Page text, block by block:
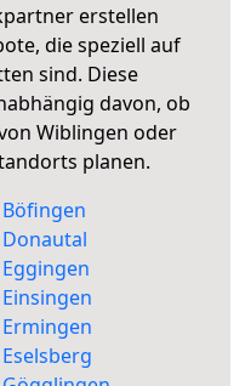
erstellen
die speziell auf
sind. Diese
davon, ob
Wiblingen oder
planen.